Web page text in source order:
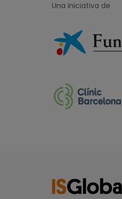
Una iniciativa de